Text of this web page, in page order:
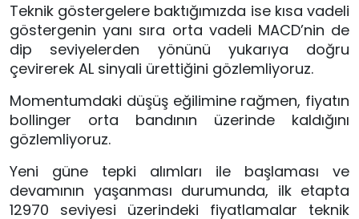
Teknik göstergelere baktığımızda ise kısa vadeli
göstergenin yanı sıra orta vadeli MACD’nin de
dip seviyelerden yönünü yukarıya doğru
çevirerek AL sinyali ürettiğini gözlemliyoruz.
Momentumdaki düşüş eğilimine rağmen, fiyatın
bollinger orta bandının üzerinde kaldığını
gözlemliyoruz.
Yeni güne tepki alımları ile başlaması ve
devamının yaşanması durumunda, ilk etapta
12970 seviyesi üzerindeki fiyatlamalar teknik